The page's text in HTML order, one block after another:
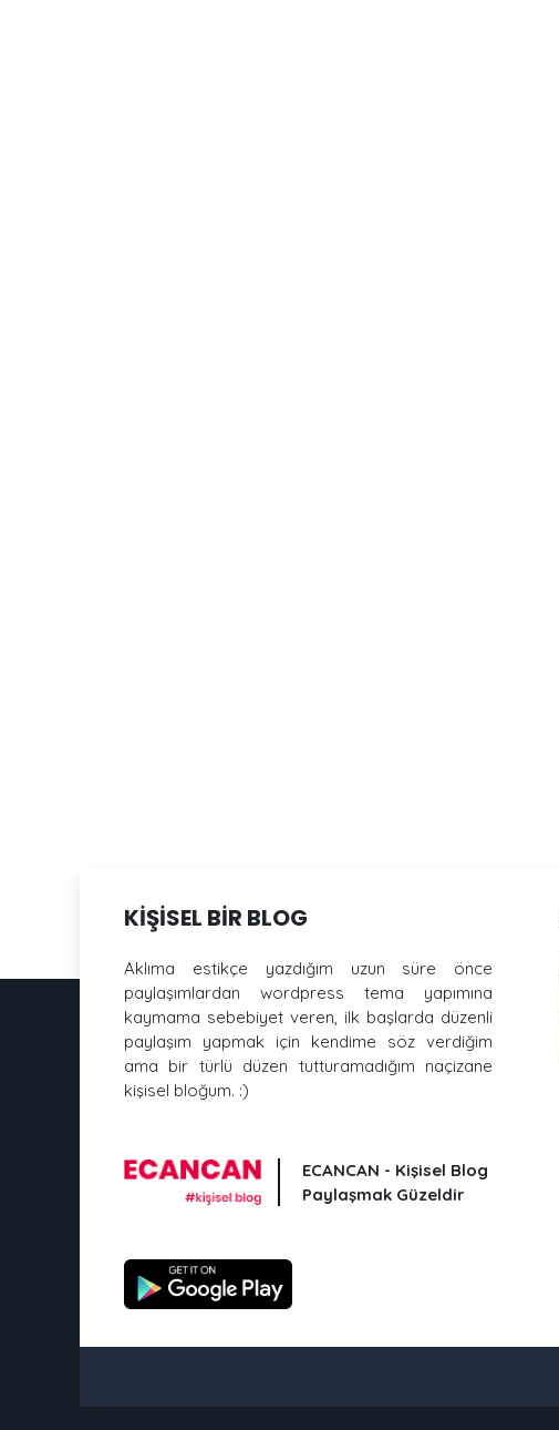
KİŞİSEL BİR BLOG
Aklıma estikçe yazdığım uzun süre önce
paylaşımlardan wordpress tema yapımına
kaymama sebebiyet veren, ilk başlarda düzenli
paylaşım yapmak için kendime söz verdiğim
ama bir türlü düzen tutturamadığım naçizane
kişisel bloğum. :)
ECANCAN - Kişisel Blog
Paylaşmak Güzeldir